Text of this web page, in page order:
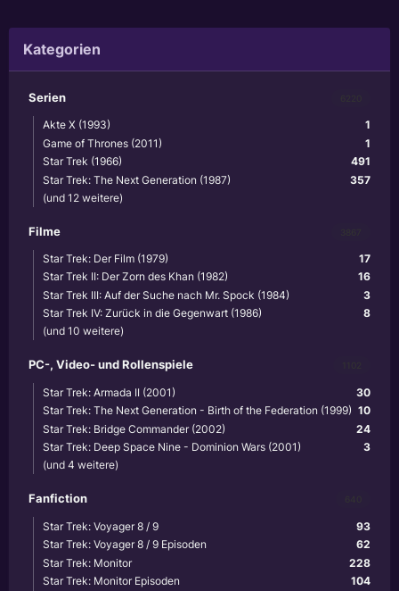
Kategorien
Serien
1
Akte X (1993)
1
Game of Thrones (2011)
491
Star Trek (1966)
357
Star Trek: The Next Generation (1987)
(und 12 weitere)
Filme
17
Star Trek: Der Film (1979)
16
Star Trek II: Der Zorn des Khan (1982)
3
Star Trek III: Auf der Suche nach Mr. Spock (1984)
8
Star Trek IV: Zurück in die Gegenwart (1986)
(und 10 weitere)
PC-, Video- und Rollenspiele
30
Star Trek: Armada II (2001)
10
Star Trek: The Next Generation - Birth of the Federation (1999)
24
Star Trek: Bridge Commander (2002)
3
Star Trek: Deep Space Nine - Dominion Wars (2001)
(und 4 weitere)
Fanfiction
93
Star Trek: Voyager 8 / 9
62
Star Trek: Voyager 8 / 9 Episoden
228
Star Trek: Monitor
104
Star Trek: Monitor Episoden